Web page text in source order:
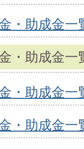
・助成金一
・助成金一
・助成金
・助成金一